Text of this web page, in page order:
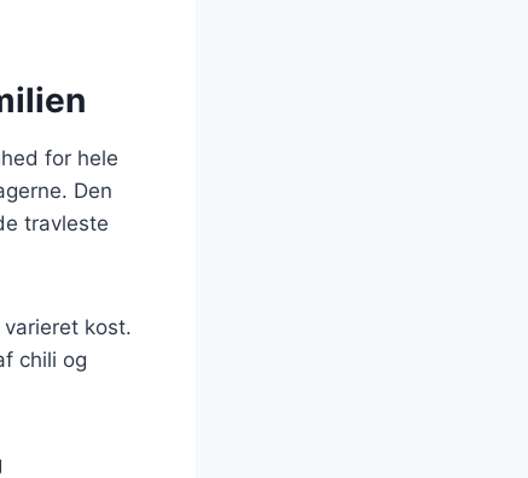
for hele
Den
travleste
kost.
chili og